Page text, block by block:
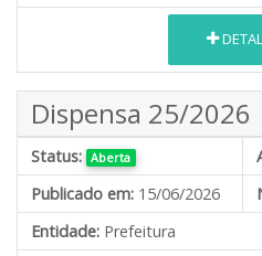
Dispensa 25/2026
Status: Aberta
Publicado em: 15/06/2026
Entidade: Prefeitura